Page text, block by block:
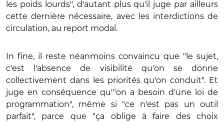
les poids lourds", d'autant plus qu'il juge par ailleurs
cette dernière nécessaire, avec les interdictions de
circulation, au report modal.
In fine, il reste néanmoins convaincu que "le sujet,
c'est l'absence de visibilité qu'on se donne
collectivement dans les priorités qu'on conduit". Et
juge en conséquence qu'"on a besoin d'une loi de
programmation", même si "ce n'est pas un outil
parfait", parce que "ça oblige à faire des choix